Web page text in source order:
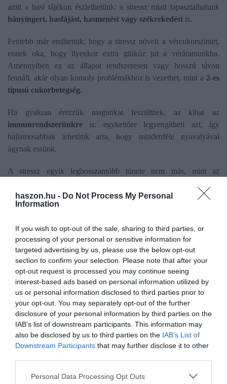
haszon.hu - Do Not Process My Personal
Information
If you wish to opt-out of the sale, sharing to third parties, or
processing of your personal or sensitive information for
targeted advertising by us, please use the below opt-out
section to confirm your selection. Please note that after your
opt-out request is processed you may continue seeing
interest-based ads based on personal information utilized by
us or personal information disclosed to third parties prior to
your opt-out. You may separately opt-out of the further
disclosure of your personal information by third parties on the
IAB’s list of downstream participants. This information may
also be disclosed by us to third parties on the IAB’s List of
Downstream Participants that may further disclose it to other
Please note that this website/app uses one or more Google
Personal Data Processing Opt Outs
amit a hasi tájékon észlelhetünk: a stressz miatt tapasztalhatunk
hányingert, hasfájást, hasmenést vagy székrekedést is.
Fentebb már említettük, hogy a stressz növeli a vércukorszintet,
ennek oka, hogy ilyenkor extra glükóz jut a véráramunkba.
Amennyiben ez az állapot rendszeresen vagy hosszú távon
fennáll, akár olyan komoly problémákhoz is vezethet, mint a 2-es
típusú cukorbetegség.
Ha gyakran érezzük magunkat feszültnek, az kihat az
immunrendszerünkre is: egykettőre legyengítheti azt, így
hajlamosabbak lehetünk arra, hogy mindenféle nyavalyával
ágynak essünk.
A stressz egyik legbosszantóbb tünete nem más, mint az
megnehezíti a pihenést, a lazítást és magát az elalvást is, ami
idővel inszomniába csaphat át. De nem ez az egyetlen probléma,
libidónkis. Sőt: szélsőséges esetben a férfiaknálmerevedési
zavarok, a nők esetében pedigterméketlenségis jelentkezhet.
Tegyünk ellene proaktívan!
Gyakran hallhatjuk, hogy a stressz a XXI. századi ember
népbetegsége – ez viszont nem jelenti azt, hogy bele is kell ebbe
törődnünk.Szerencsére ma már számos hatékony módszer
létezik a stressz kordában tartására, kezelésére, nekünk csak
meg kell találnunk azt, ami számunkra beválik.
érzi, hogy az elcsendesedés és a befelé fordulás a válasz a